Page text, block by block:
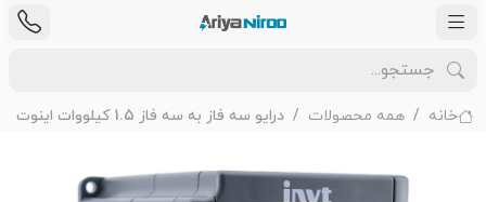
خانه همه محصولات درایو سه فاز به سه فاز 1.5 کیلووات اینوت مدل GD10